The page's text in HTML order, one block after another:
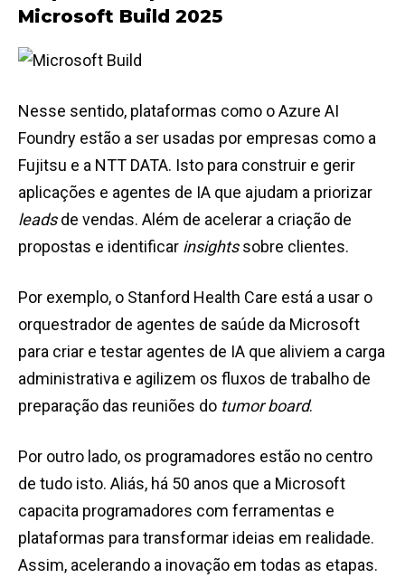
Microsoft Build 2025
Nesse sentido, plataformas como o Azure AI
Foundry estão a ser usadas por empresas como a
Fujitsu e a NTT DATA. Isto para construir e gerir
aplicações e agentes de IA que ajudam a priorizar
leadsde vendas. Além de acelerar a criação de
propostas e identificar insightssobre clientes.
Por exemplo, o Stanford Health Care está a usar o
orquestrador de agentes de saúde da Microsoft
para criar e testar agentes de IA que aliviem a carga
administrativa e agilizem os fluxos de trabalho de
preparação das reuniões do tumor board.
Por outro lado, os programadores estão no centro
de tudo isto. Aliás, há 50 anos que a Microsoft
capacita programadores com ferramentas e
plataformas para transformar ideias em realidade.
Assim, acelerando a inovação em todas as etapas.